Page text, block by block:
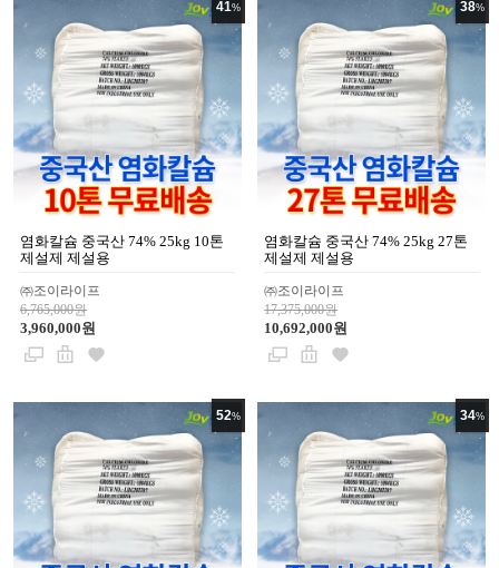
41%
염화칼슘 중국산 74% 25kg 10톤
제설제 제설용
㈜조이라이프
6,765,000원
3,960,000원
38%
염화칼슘 중국산 74% 25kg 27톤
제설제 제설용
㈜조이라이프
17,375,000원
10,692,000원
52% 34%